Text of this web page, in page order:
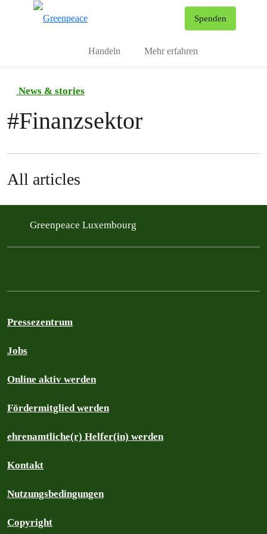
Spenden
Handeln Mehr erfahren
News & stories
#Finanzsektor
All articles
Greenpeace Luxembourg
Pressezentrum
Jobs
Online aktiv werden
Fördermitglied werden
ehrenamtliche(r) Helfer(in) werden
Kontakt
Nutzungsbedingungen
Copyright